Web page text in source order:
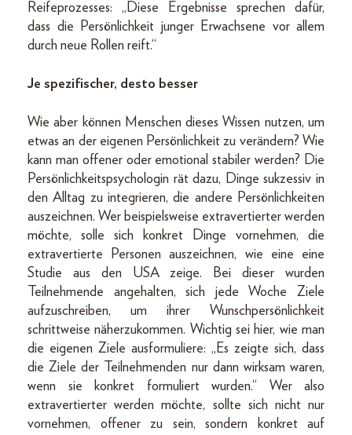
Reifeprozesses: „Diese Ergebnisse sprechen dafür,
dass die Persönlichkeit junger Erwachsene vor allem
durch neue Rollen reift.“
Je spezifischer, desto besser
Wie aber können Menschen dieses Wissen nutzen, um
etwas an der eigenen Persönlichkeit zu verändern? Wie
kann man offener oder emotional stabiler werden? Die
Persönlichkeitspsychologin rät dazu, Dinge sukzessiv in
den Alltag zu integrieren, die andere Persönlichkeiten
auszeichnen. Wer beispielsweise extravertierter werden
möchte, solle sich konkret Dinge vornehmen, die
extravertierte Personen auszeichnen, wie eine eine
Studie aus den USA zeige. Bei dieser wurden
Teilnehmende angehalten, sich jede Woche Ziele
aufzuschreiben, um ihrer Wunschpersönlichkeit
schrittweise näherzukommen. Wichtig sei hier, wie man
die eigenen Ziele ausformuliere: „Es zeigte sich, dass
die Ziele der Teilnehmenden nur dann wirksam waren,
wenn sie konkret formuliert wurden.“ Wer also
extravertierter werden möchte, sollte sich nicht nur
vornehmen, offener zu sein, sondern konkret auf